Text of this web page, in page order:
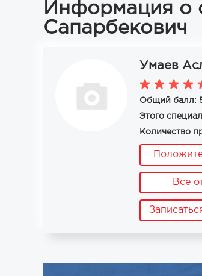
Информация о
Сапарбекович
Умаев
Общий балл:
Этого
Количество
Все